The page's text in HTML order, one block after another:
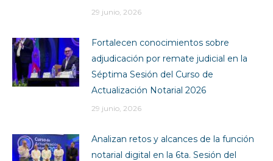
29 junio, 2026
Fortalecen conocimientos sobre
adjudicación por remate judicial en la
Séptima Sesión del Curso de
Actualización Notarial 2026
29 junio, 2026
Analizan retos y alcances de la función
notarial digital en la 6ta. Sesión del